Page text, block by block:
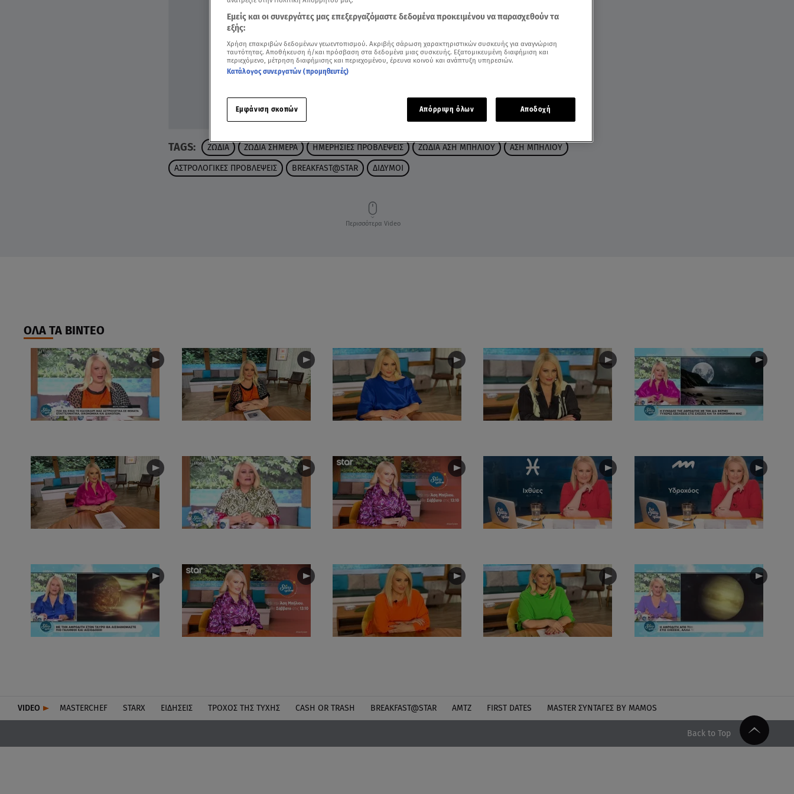
TAGS: ΖΩΔΙΑ ΖΩΔΙΑ ΣΗΜΕΡΑ ΗΜΕΡΗΣΙΕΣ ΠΡΟΒΛΕΨΕΙΣ ΖΩΔΙΑ ΑΣΗ ΜΠΗΛΙΟΥ ΑΣΗ ΜΠΗΛΙΟΥ
ΑΣΤΡΟΛΟΓΙΚΕΣ ΠΡΟΒΛΕΨΕΙΣ BREAKFAST@STAR ΔΙΔΥΜΟΙ
Περισσότερα Video
ΟΛΑ ΤΑ ΒΙΝΤΕΟ
VIDEO MASTERCHEF STARX ΕΙΔΉΣΕΙΣ ΤΡΟΧΌΣ ΤΗΣ ΤΎΧΗΣ CASH OR TRASH BREAKFAST@STAR ΑΜΤΖ FIRST DATES MASTER ΣΥΝΤΑΓΈΣ BY MAMOS
Back to Top
Εμείς και οι συνεργάτες μας επεξεργαζόμαστε δεδομένα προκειμένου να παρασχεθούν τα
εξής:
Χρήση επακριβών δεδομένων γεωεντοπισμού. Ακριβής σάρωση χαρακτηριστικών συσκευής για αναγνώριση
ταυτότητας. Αποθήκευση ή/και πρόσβαση στα δεδομένα μιας συσκευής. Εξατομικευμένη διαφήμιση και
περιεχόμενο, μέτρηση διαφήμισης και περιεχομένου, έρευνα κοινού και ανάπτυξη υπηρεσιών.
Κατάλογος συνεργατών (προμηθευτές)
Εμφάνιση σκοπών Απόρριψη όλων Αποδοχή